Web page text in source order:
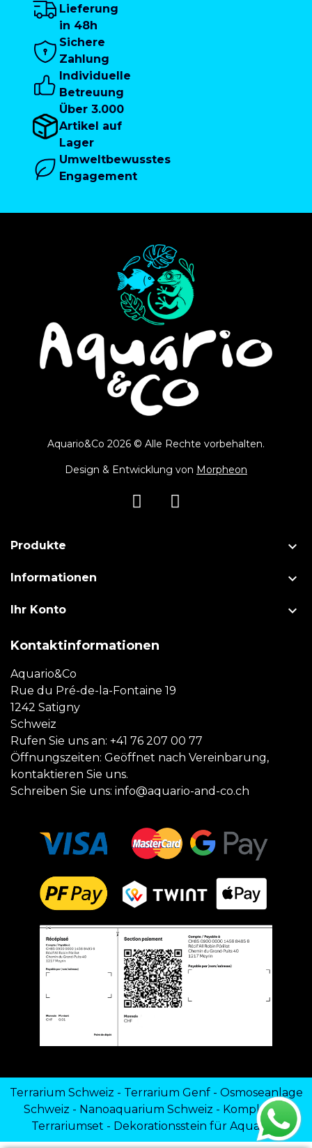
Lieferung
in 48h
Sichere
Zahlung
Individuelle
Betreuung
Über 3.000
Artikel auf
Lager
Umweltbewusstes
Engagement
Aquario&Co 2026 © Alle Rechte vorbehalten.
Design & Entwicklung von Morpheon
Produkte 
Informationen 
Ihr Konto 
Kontaktinformationen
Aquario&Co
Rue du Pré-de-la-Fontaine 19
1242 Satigny
Schweiz
Rufen Sie uns an: +41 76 207 00 77
Öffnungszeiten: Geöffnet nach Vereinbarung,
kontaktieren Sie uns.
Schreiben Sie uns: info@aquario-and-co.ch
Terrarium Schweiz - Terrarium Genf- Osmoseanlage
Schweiz - Nanoaquarium Schweiz - Komplettes
Terrariumset - Dekorationsstein für Aquarien